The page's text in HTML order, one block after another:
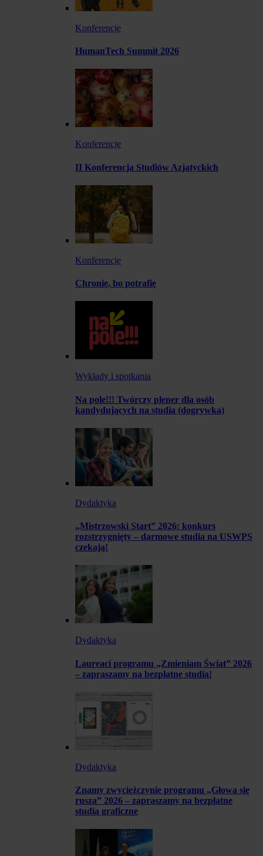
Konferencje
HumanTech Summit 2026
Konferencje
II Konferencja Studiów Azjatyckich
Konferencje
Chronię, bo potrafię
Wykłady i spotkania
Na pole!!! Twórczy plener dla osób
kandydujących na studia (dogrywka)
Dydaktyka
„Mistrzowski Start” 2026: konkurs
rozstrzygnięty – darmowe studia na USWPS
czekają!
Dydaktyka
Laureaci programu „Zmieniam Świat” 2026
– zapraszamy na bezpłatne studia!
Dydaktyka
Znamy zwyciężczynie programu „Głowa się
rusza” 2026 – zapraszamy na bezpłatne
studia graficzne